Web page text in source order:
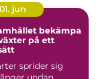
01. jun
bekämpa
på ett
sprider sig